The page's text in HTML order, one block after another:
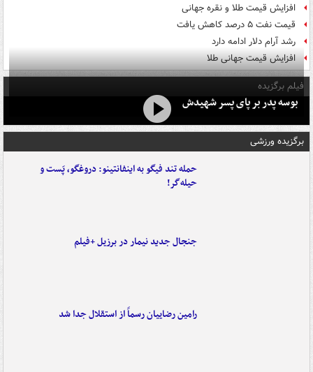
افزایش قیمت طلا و نقره جهانی
قیمت نفت ۵ درصد کاهش یافت
رشد آرام دلار ادامه دارد
افزایش قیمت جهانی طلا
فیلم برگزیده
بوسه‌ پدر بر پای پسر شهیدش
برگزیده ورزشی
حمله تند فیگو به اینفانتینو: دروغگو، پَست‌ و
حیله‌گر!
جنجال جدید نیمار در برزیل +فیلم
رامین رضاییان رسماً از استقلال جدا شد